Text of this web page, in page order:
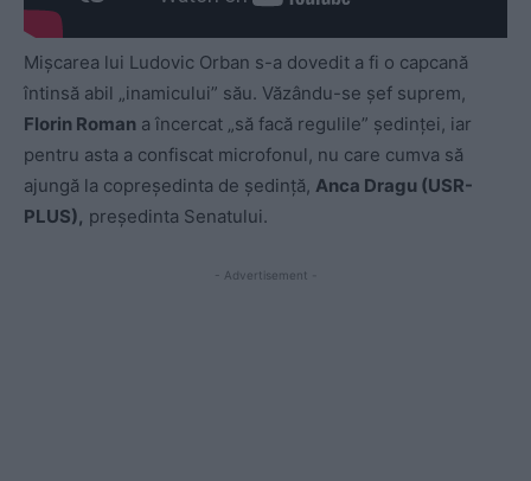
Mișcarea lui Ludovic Orban s-a dovedit a fi o capcană
întinsă abil „inamicului” său. Văzându-se șef suprem,
Florin Roman a încercat „să facă regulile” ședinței, iar
pentru asta a confiscat microfonul, nu care cumva să
ajungă la copreședinta de ședință, Anca Dragu (USR-
PLUS), președinta Senatului.
- Advertisement -